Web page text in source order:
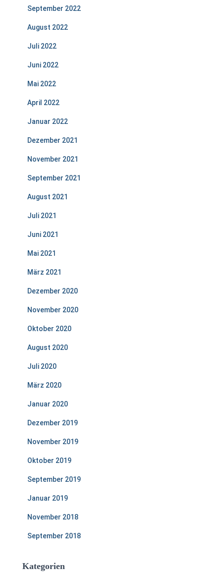
September 2022
August 2022
Juli 2022
Juni 2022
Mai 2022
April 2022
Januar 2022
Dezember 2021
November 2021
September 2021
August 2021
Juli 2021
Juni 2021
Mai 2021
März 2021
Dezember 2020
November 2020
Oktober 2020
August 2020
Juli 2020
März 2020
Januar 2020
Dezember 2019
November 2019
Oktober 2019
September 2019
Januar 2019
November 2018
September 2018
Kategorien